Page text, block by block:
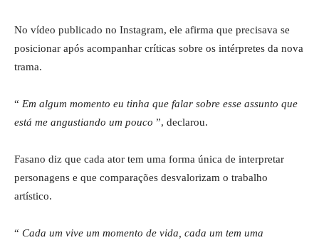
No vídeo publicado no Instagram, ele afirma que precisava se
posicionar após acompanhar críticas sobre os intérpretes da nova
trama.
“ Em algum momento eu tinha que falar sobre esse assunto que
está me angustiando um pouco ”, declarou.
Fasano diz que cada ator tem uma forma única de interpretar
personagens e que comparações desvalorizam o trabalho
artístico.
“ Cada um vive um momento de vida, cada um tem uma